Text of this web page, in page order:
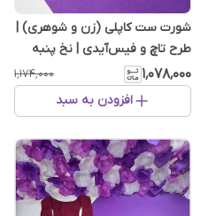
شورت ست کاپلی (زن و شوهری) |
طرح تاچ و فیس‌آیدی | نخ پنبه
اعلا
۱٬۰۷۸٬۰۰۰ ۱٬۱۷۴٬۰۰۰
افزودن به سبد